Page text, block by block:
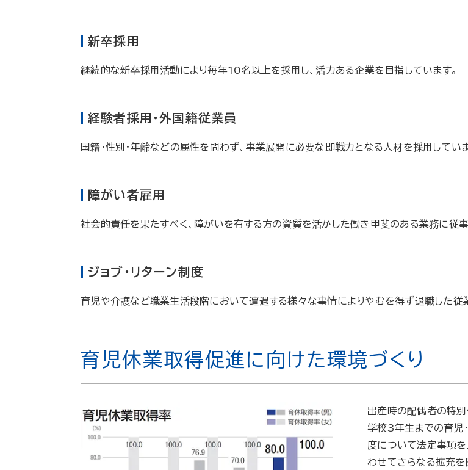
新卒採用
継続的な新卒採用活動により毎年10名以上を採用し、活力ある企業を目指しています。
経験者採用・外国籍従業員
国籍・性別・年齢などの属性を問わず、事業展開に必要な即戦力となる人材を採用していま
障がい者雇用
社会的責任を果たすべく、障がいを有する方の資質を活かした働き甲斐のある業務に従
ジョブ・リターン制度
育児や介護など職業生活段階において遭遇する様々な事情によりやむを得ず退職した従業
育児休業取得促進に向けた環境づくり
出産時の配偶者の特
学校3年生までの育児
度について法定事項
わせてさらなる拡充を